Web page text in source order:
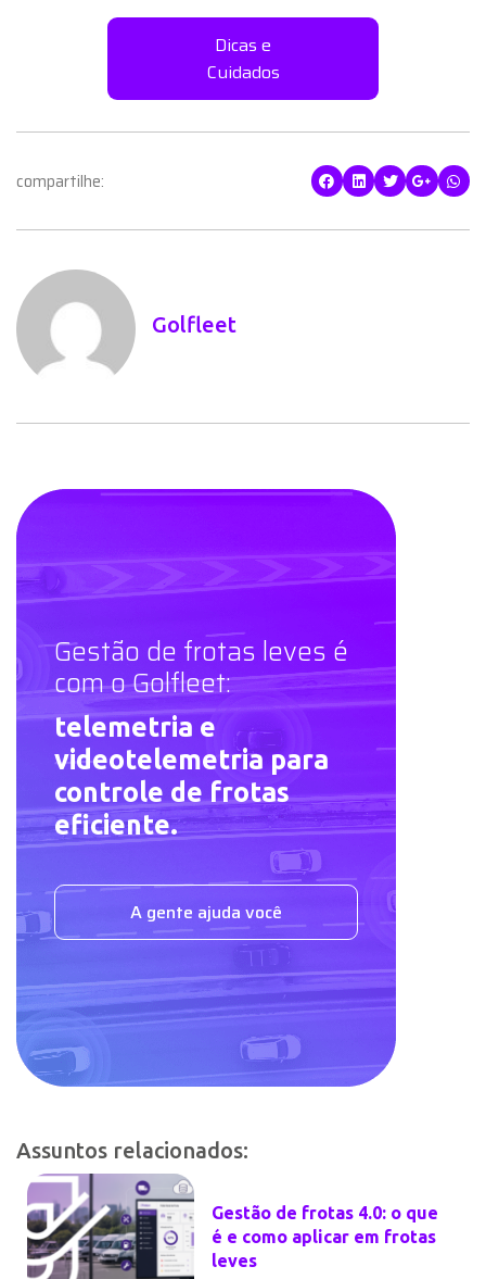
Dicas e
Cuidados
compartilhe:
Golfleet
Gestão de frotas leves é
com o Golfleet:
telemetria e
videotelemetria para
controle de frotas
eficiente.
A gente ajuda você
Assuntos relacionados:
Gestão de frotas 4.0: o que
é e como aplicar em frotas
leves